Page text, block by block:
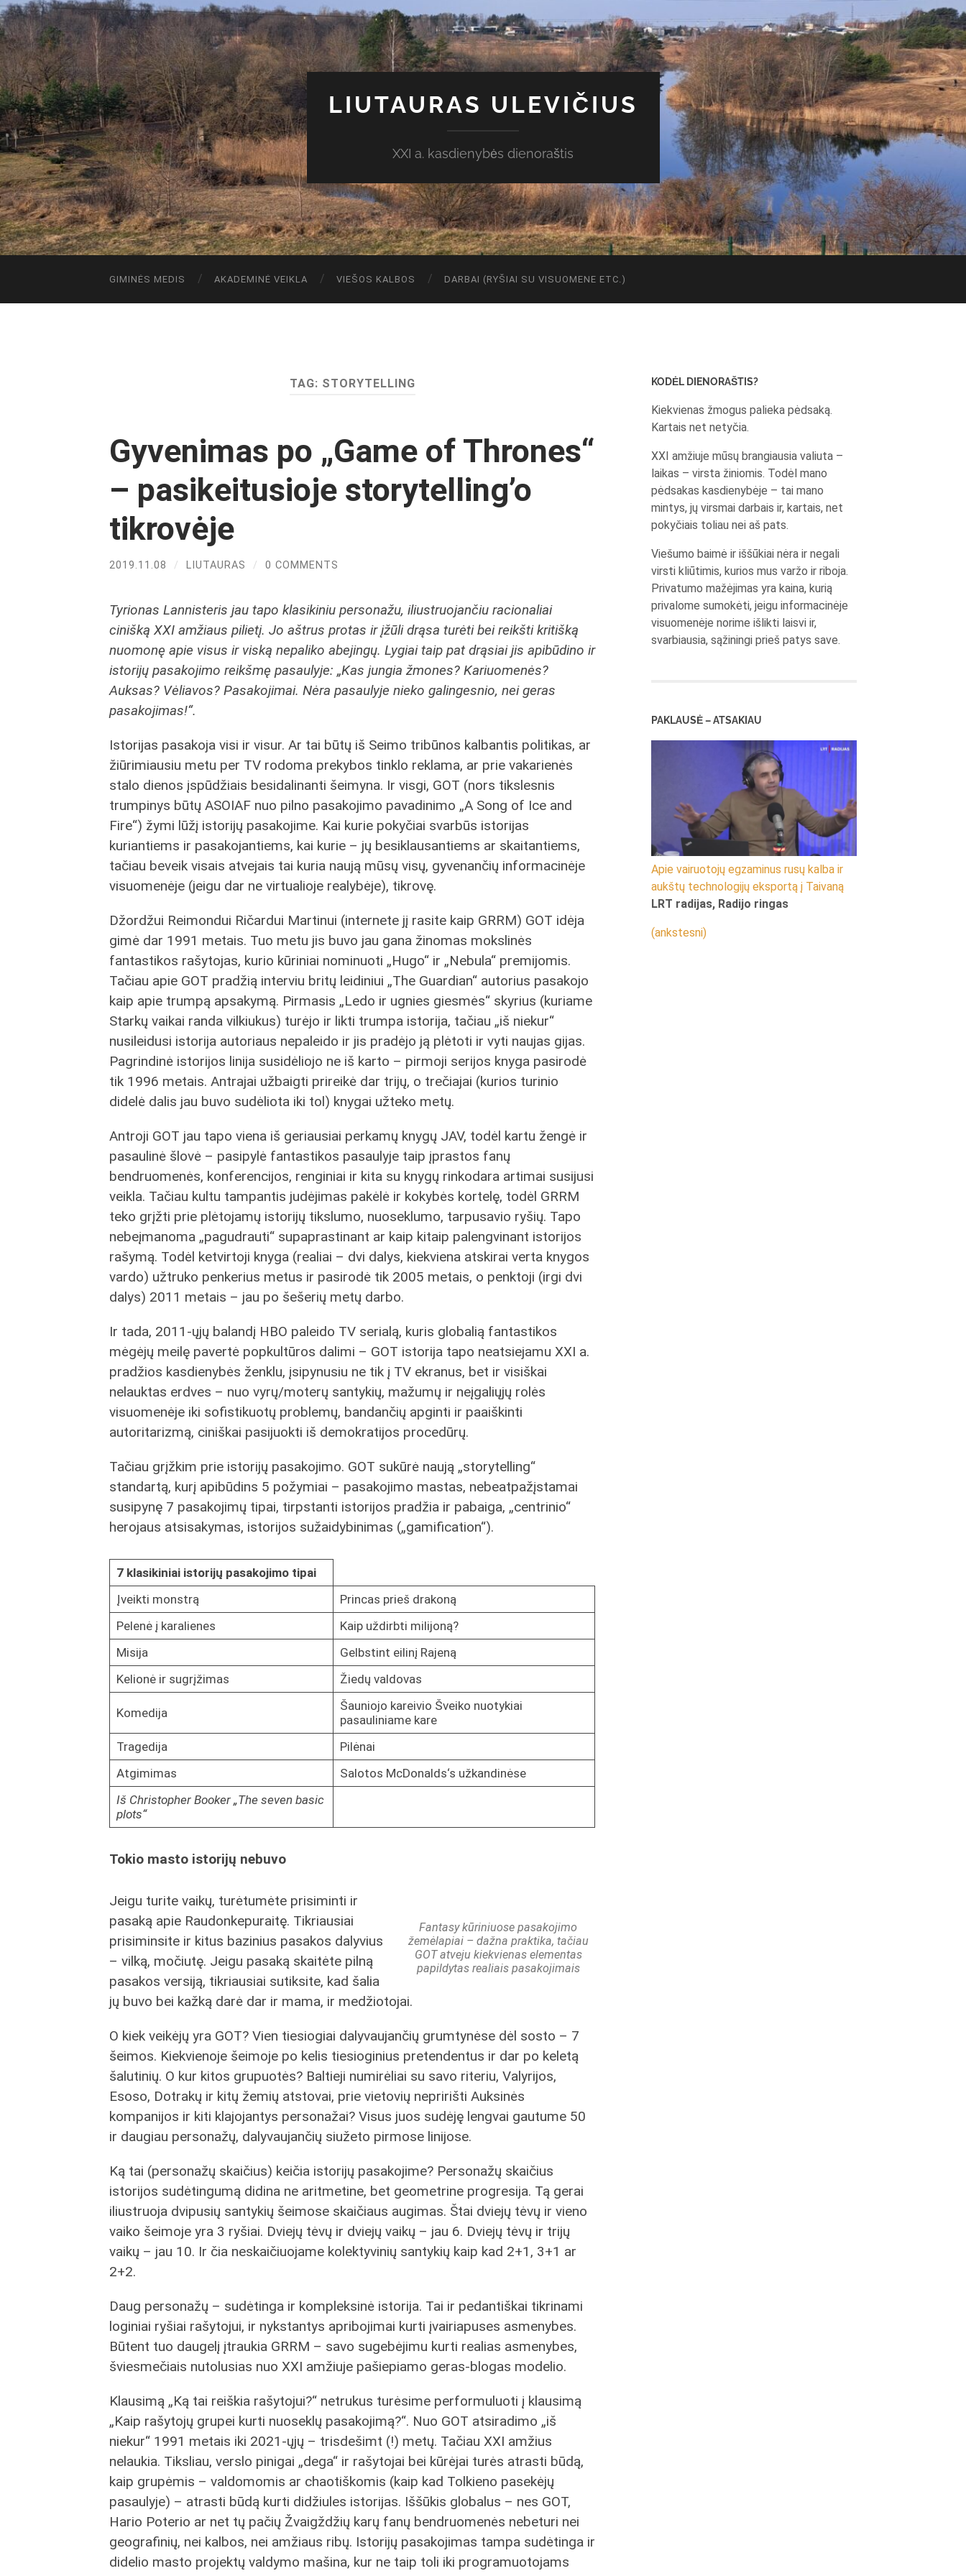
LIUTAURAS ULEVIČIUS
XXI a. kasdienybės dienoraštis
GIMINĖS MEDIS AKADEMINĖ VEIKLA VIEŠOS KALBOS DARBAI (RYŠIAI SU VISUOMENE ETC.)
TAG: STORYTELLING
Gyvenimas po „Game of Thrones“
– pasikeitusioje storytelling’o
tikrovėje
2019.11.08 / LIUTAURAS / 0 COMMENTS
Tyrionas Lannisteris jau tapo klasikiniu personažu, iliustruojančiu racionaliai
cinišką XXI amžiaus pilietį. Jo aštrus protas ir įžūli drąsa turėti bei reikšti kritišką
nuomonę apie visus ir viską nepaliko abejingų. Lygiai taip pat drąsiai jis apibūdino ir
istorijų pasakojimo reikšmę pasaulyje: „Kas jungia žmones? Kariuomenės?
Auksas? Vėliavos? Pasakojimai. Nėra pasaulyje nieko galingesnio, nei geras
pasakojimas!“.
Istorijas pasakoja visi ir visur. Ar tai būtų iš Seimo tribūnos kalbantis politikas, ar
žiūrimiausiu metu per TV rodoma prekybos tinklo reklama, ar prie vakarienės
stalo dienos įspūdžiais besidalinanti šeimyna. Ir visgi, GOT (nors tikslesnis
trumpinys būtų ASOIAF nuo pilno pasakojimo pavadinimo „A Song of Ice and
Fire“) žymi lūžį istorijų pasakojime. Kai kurie pokyčiai svarbūs istorijas
kuriantiems ir pasakojantiems, kai kurie – jų besiklausantiems ar skaitantiems,
tačiau beveik visais atvejais tai kuria naują mūsų visų, gyvenančių informacinėje
visuomenėje (jeigu dar ne virtualioje realybėje), tikrovę.
Džordžui Reimondui Ričardui Martinui (internete jį rasite kaip GRRM) GOT idėja
gimė dar 1991 metais. Tuo metu jis buvo jau gana žinomas mokslinės
fantastikos rašytojas, kurio kūriniai nominuoti „Hugo“ ir „Nebula“ premijomis.
Tačiau apie GOT pradžią interviu britų leidiniui „The Guardian“ autorius pasakojo
kaip apie trumpą apsakymą. Pirmasis „Ledo ir ugnies giesmės“ skyrius (kuriame
Starkų vaikai randa vilkiukus) turėjo ir likti trumpa istorija, tačiau „iš niekur“
nusileidusi istorija autoriaus nepaleido ir jis pradėjo ją plėtoti ir vyti naujas gijas.
Pagrindinė istorijos linija susidėliojo ne iš karto – pirmoji serijos knyga pasirodė
tik 1996 metais. Antrajai užbaigti prireikė dar trijų, o trečiajai (kurios turinio
didelė dalis jau buvo sudėliota iki tol) knygai užteko metų.
Antroji GOT jau tapo viena iš geriausiai perkamų knygų JAV, todėl kartu žengė ir
pasaulinė šlovė – pasipylė fantastikos pasaulyje taip įprastos fanų
bendruomenės, konferencijos, renginiai ir kita su knygų rinkodara artimai susijusi
veikla. Tačiau kultu tampantis judėjimas pakėlė ir kokybės kortelę, todėl GRRM
teko grįžti prie plėtojamų istorijų tikslumo, nuoseklumo, tarpusavio ryšių. Tapo
nebeįmanoma „pagudrauti“ supaprastinant ar kaip kitaip palengvinant istorijos
rašymą. Todėl ketvirtoji knyga (realiai – dvi dalys, kiekviena atskirai verta knygos
vardo) užtruko penkerius metus ir pasirodė tik 2005 metais, o penktoji (irgi dvi
dalys) 2011 metais – jau po šešerių metų darbo.
Ir tada, 2011-ųjų balandį HBO paleido TV serialą, kuris globalią fantastikos
mėgėjų meilę pavertė popkultūros dalimi – GOT istorija tapo neatsiejamu XXI a.
pradžios kasdienybės ženklu, įsipynusiu ne tik į TV ekranus, bet ir visiškai
nelauktas erdves – nuo vyrų/moterų santykių, mažumų ir neįgaliųjų rolės
visuomenėje iki sofistikuotų problemų, bandančių apginti ir paaiškinti
autoritarizmą, ciniškai pasijuokti iš demokratijos procedūrų.
Tačiau grįžkim prie istorijų pasakojimo. GOT sukūrė naują „storytelling“
standartą, kurį apibūdins 5 požymiai – pasakojimo mastas, nebeatpažįstamai
susipynę 7 pasakojimų tipai, tirpstanti istorijos pradžia ir pabaiga, „centrinio“
herojaus atsisakymas, istorijos sužaidybinimas („gamification“).
7 klasikiniai istorijų pasakojimo tipai
Įveikti monstrą
Princas prieš drakoną
Pelenė į karalienes
Kaip uždirbti milijoną?
Misija
Gelbstint eilinį Rajeną
Kelionė ir sugrįžimas
Žiedų valdovas
Komedija
Šauniojo kareivio Šveiko nuotykiai
pasauliniame kare
Tragedija
Pilėnai
Atgimimas
Salotos McDonalds‘s užkandinėse
Iš Christopher Booker „The seven basic
plots“
Tokio masto istorijų nebuvo
Fantasy kūriniuose pasakojimo
žemėlapiai – dažna praktika, tačiau
GOT atveju kiekvienas elementas
papildytas realiais pasakojimais
Jeigu turite vaikų, turėtumėte prisiminti ir
pasaką apie Raudonkepuraitę. Tikriausiai
prisiminsite ir kitus bazinius pasakos dalyvius
– vilką, močiutę. Jeigu pasaką skaitėte pilną
pasakos versiją, tikriausiai sutiksite, kad šalia
jų buvo bei kažką darė dar ir mama, ir medžiotojai.
O kiek veikėjų yra GOT? Vien tiesiogiai dalyvaujančių grumtynėse dėl sosto – 7
šeimos. Kiekvienoje šeimoje po kelis tiesioginius pretendentus ir dar po keletą
šalutinių. O kur kitos grupuotės? Baltieji numirėliai su savo riteriu, Valyrijos,
Esoso, Dotrakų ir kitų žemių atstovai, prie vietovių nepririšti Auksinės
kompanijos ir kiti klajojantys personažai? Visus juos sudėję lengvai gautume 50
ir daugiau personažų, dalyvaujančių siužeto pirmose linijose.
Ką tai (personažų skaičius) keičia istorijų pasakojime? Personažų skaičius
istorijos sudėtingumą didina ne aritmetine, bet geometrine progresija. Tą gerai
iliustruoja dvipusių santykių šeimose skaičiaus augimas. Štai dviejų tėvų ir vieno
vaiko šeimoje yra 3 ryšiai. Dviejų tėvų ir dviejų vaikų – jau 6. Dviejų tėvų ir trijų
vaikų – jau 10. Ir čia neskaičiuojame kolektyvinių santykių kaip kad 2+1, 3+1 ar
2+2.
Daug personažų – sudėtinga ir kompleksinė istorija. Tai ir pedantiškai tikrinami
loginiai ryšiai rašytojui, ir nykstantys apribojimai kurti įvairiapuses asmenybes.
Būtent tuo daugelį įtraukia GRRM – savo sugebėjimu kurti realias asmenybes,
šviesmečiais nutolusias nuo XXI amžiuje pašiepiamo geras-blogas modelio.
Klausimą „Ką tai reiškia rašytojui?“ netrukus turėsime performuluoti į klausimą
„Kaip rašytojų grupei kurti nuoseklų pasakojimą?“. Nuo GOT atsiradimo „iš
niekur“ 1991 metais iki 2021-ųjų – trisdešimt (!) metų. Tačiau XXI amžius
nelaukia. Tiksliau, verslo pinigai „dega“ ir rašytojai bei kūrėjai turės atrasti būdą,
kaip grupėmis – valdomomis ar chaotiškomis (kaip kad Tolkieno pasekėjų
pasaulyje) – atrasti būdą kurti didžiules istorijas. Iššūkis globalus – nes GOT,
Hario Poterio ar net tų pačių Žvaigždžių karų fanų bendruomenės nebeturi nei
geografinių, nei kalbos, nei amžiaus ribų. Istorijų pasakojimas tampa sudėtinga ir
didelio masto projektų valdymo mašina, kur ne taip toli iki programuotojams
KODĖL DIENORAŠTIS?
Kiekvienas žmogus palieka pėdsaką.
Kartais net netyčia.
XXI amžiuje mūsų brangiausia valiuta –
laikas – virsta žiniomis. Todėl mano
pėdsakas kasdienybėje – tai mano
mintys, jų virsmai darbais ir, kartais, net
pokyčiais toliau nei aš pats.
Viešumo baimė ir iššūkiai nėra ir negali
virsti kliūtimis, kurios mus varžo ir riboja.
Privatumo mažėjimas yra kaina, kurią
privalome sumokėti, jeigu informacinėje
visuomenėje norime išlikti laisvi ir,
svarbiausia, sąžiningi prieš patys save.
PAKLAUSĖ – ATSAKIAU
Apie vairuotojų egzaminus rusų kalba ir
aukštų technologijų eksportą į Taivaną
LRT radijas, Radijo ringas
(ankstesni)